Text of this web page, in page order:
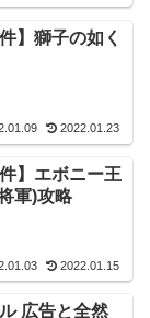
】獅子の如く
2022.01.23
】エボニー王
軍)攻略
2022.01.15
広告と全然